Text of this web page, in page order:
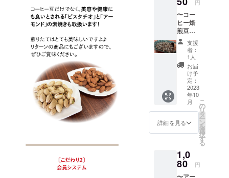
豆の水
分等が
減るこ
とによ
り
15％〜
20％減
りま
す。ご
了承く
ださい
ませ。
※原材料
等の食
はお届
け商品
ルに表
記され
ます。
商品開
い。＜
限：
2023年
12月22
日(金)ま
で＞ ※
発送日
に焙煎
しま
す。 ※
郵便受
けに配
達され
（レ
ター
で送付
予定）
※返品は
指定く
ださ
い。
（営業
時間：
平日
11：
00〜
17：
30） 当
日焙煎
したも
渡しい
たしま
できま
せん。
※生豆の
から
「豆の
形態
（豆・
粉）」
をお選
びくだ
さい。
︎◇受取
希望
日・時
間帯は
プロ
ジェク
ト終了
認させ
ていた
トスま
めやさ
ん・オ
リジナ
ルブレ
ンド」
です♪
カップ
の大き
さやお
好みに
よりま
すが、
約20杯
分にな
ション
から
「豆の
円
〜コー
ヒー焙
煎豆・
発送〜
【（深
煎り）
オリジ
ナルブ
レンド
200g】
◇
スペ
シャル
ティ
コー
ヒー豆
使用し
た「ポ
トスま
支援
者：
1人
お届
け予
定：
2023
年10
月
詳細を見る
こ
の
リ
タ
ー
ン
を
選
択
す
る
1,0
80 円